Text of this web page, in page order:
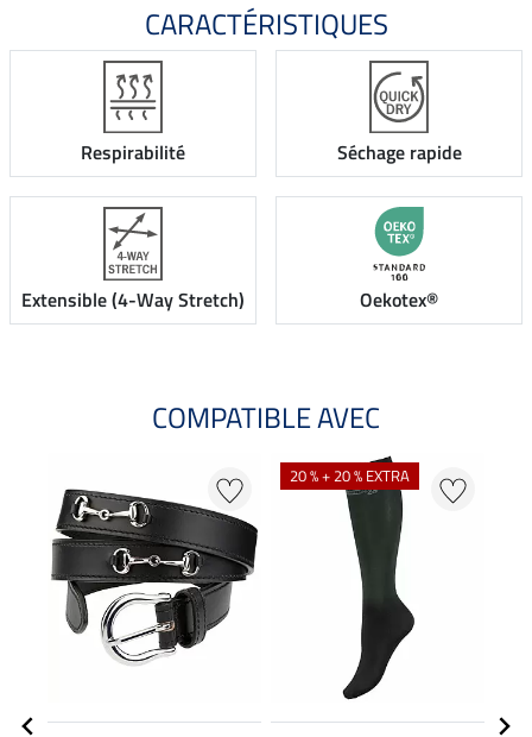
CARACTÉRISTIQUES
Respirabilité Séchage rapide
Extensible (4-Way Stretch) Oekotex®
COMPATIBLE AVEC
20 % + 20 % EXTRA